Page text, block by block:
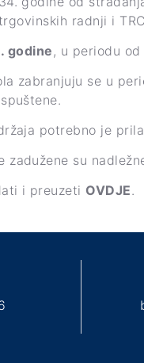
radnji i TRC
godine, u periodu od
zabranjuju se u
potrebno je
zadužene su
i preuzeti OVDJE.